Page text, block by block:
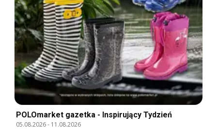
POLOmarket gazetka - Inspirujący Tydzień
05.08.2026- 11.08.2026